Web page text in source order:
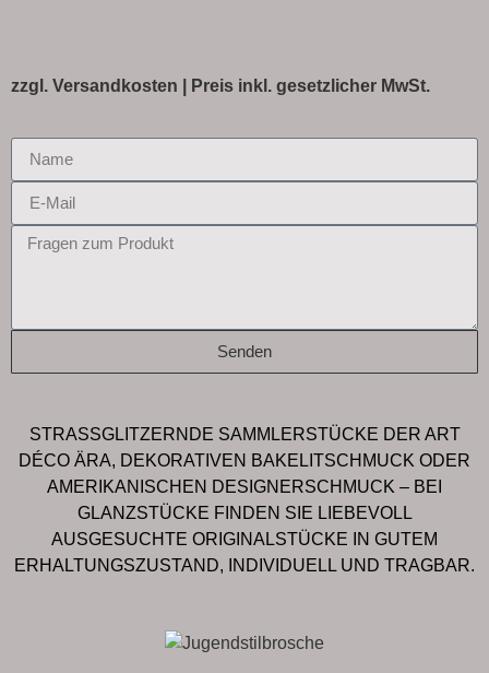
zzgl. Versandkosten | Preis inkl. gesetzlicher MwSt.
Senden
STRASSGLITZERNDE SAMMLERSTÜCKE DER ART
DÉCO ÄRA, DEKORATIVEN BAKELITSCHMUCK ODER
AMERIKANISCHEN DESIGNERSCHMUCK – BEI
GLANZSTÜCKE FINDEN SIE LIEBEVOLL
AUSGESUCHTE ORIGINALSTÜCKE IN GUTEM
ERHALTUNGSZUSTAND, INDIVIDUELL UND TRAGBAR.